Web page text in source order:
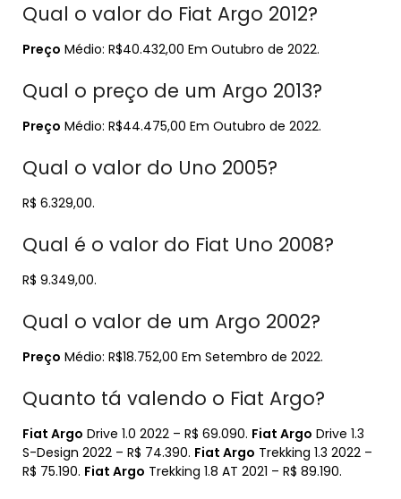
Qual o valor do Fiat Argo 2012?
Preço Médio: R$40.432,00 Em Outubro de 2022.
Qual o preço de um Argo 2013?
Preço Médio: R$44.475,00 Em Outubro de 2022.
Qual o valor do Uno 2005?
R$ 6.329,00.
Qual é o valor do Fiat Uno 2008?
R$ 9.349,00.
Qual o valor de um Argo 2002?
Preço Médio: R$18.752,00 Em Setembro de 2022.
Quanto tá valendo o Fiat Argo?
Fiat Argo Drive 1.0 2022 – R$ 69.090. Fiat Argo Drive 1.3
S-Design 2022 – R$ 74.390. Fiat Argo Trekking 1.3 2022 –
R$ 75.190. Fiat Argo Trekking 1.8 AT 2021 – R$ 89.190.